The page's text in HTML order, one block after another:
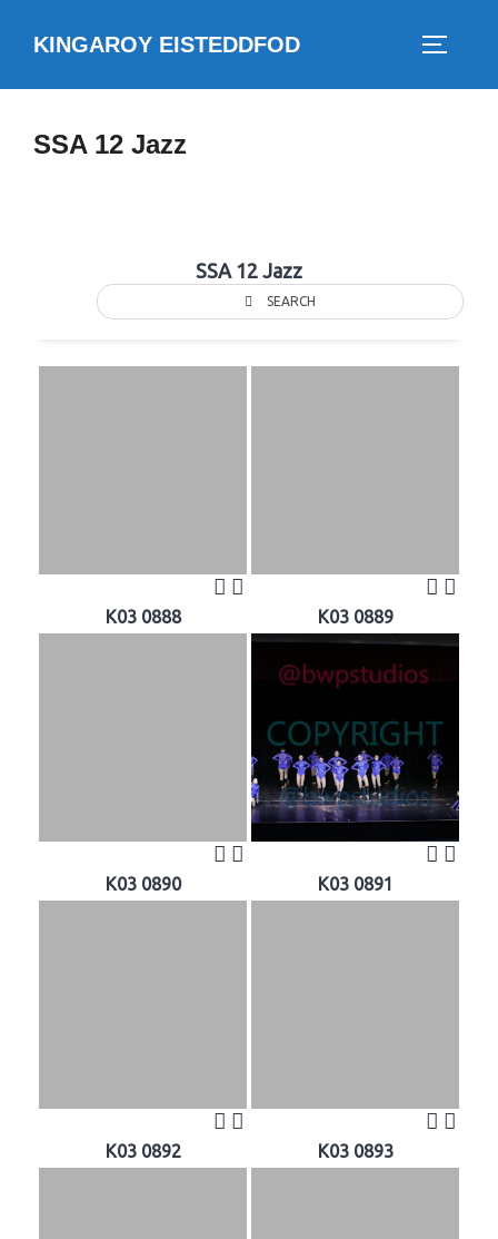
KINGAROY EISTEDDFOD
SSA 12 Jazz
SSA 12 Jazz
SEARCH
K03 0888 K03 0889
K03 0890 K03 0891
K03 0892 K03 0893